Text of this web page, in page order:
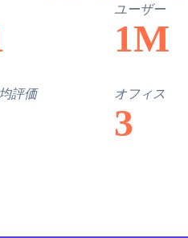
ユーザー
1M
評価 オフィス
3